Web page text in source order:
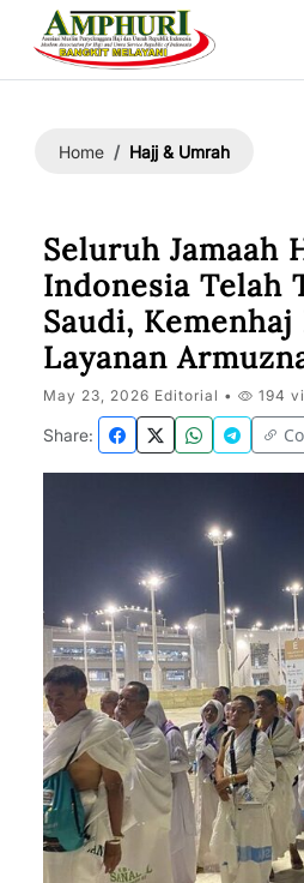
Home Hajj & Umrah
Seluruh Jamaah
Indonesia Telah
Saudi,
Layanan
May 23, 2026 Editorial • 194
Share: